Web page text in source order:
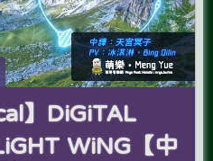
】DiGiTAL
WiNG【中